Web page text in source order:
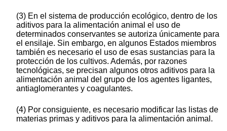
(3) En el sistema de producción ecológico, dentro de los
aditivos para la alimentación animal el uso de
determinados conservantes se autoriza únicamente para
el ensilaje. Sin embargo, en algunos Estados miembros
también es necesario el uso de esas sustancias para la
protección de los cultivos. Además, por razones
tecnológicas, se precisan algunos otros aditivos para la
alimentación animal del grupo de los agentes ligantes,
antiaglomerantes y coagulantes.
(4) Por consiguiente, es necesario modificar las listas de
materias primas y aditivos para la alimentación animal.